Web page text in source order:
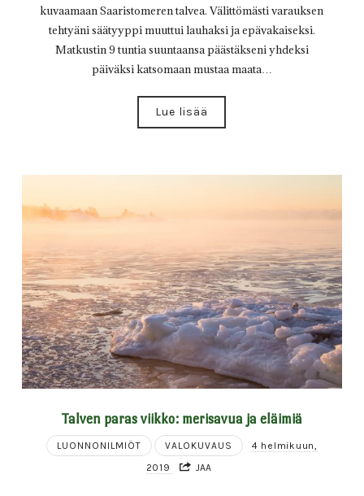
kuvaamaan Saaristomeren talvea. Välittömästi varauksen
tehtyäni säätyyppi muuttui lauhaksi ja epävakaiseksi.
Matkustin 9 tuntia suuntaansa päästäkseni yhdeksi
päiväksi katsomaan mustaa maata…
Lue lisää
Talven paras viikko: merisavua ja eläimiä
LUONNONILMIÖT VALOKUVAUS
4 helmikuun,
2019
JAA